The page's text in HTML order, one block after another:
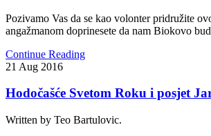
Pozivamo Vas da se kao volonter pridružite
angažmanom doprinesete da nam Biokovo
Continue Reading
21 Aug 2016
Hodočašće Svetom Roku i posjet
Written by Teo Bartulovic.